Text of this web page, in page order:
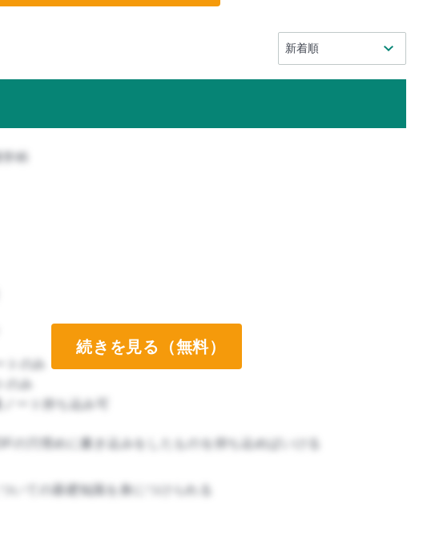
トのみ
のみ
ノート持ち込み可
の穴埋めに書き込みをしたものを持ち込めばいける
いての基礎知識を身につけられる
続きを見る（無料）